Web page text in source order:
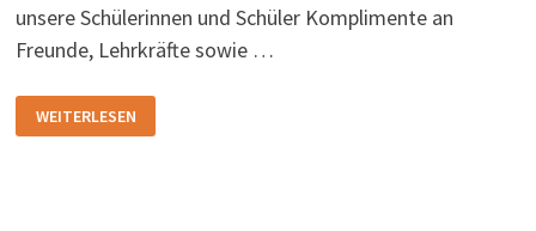
unsere Schülerinnen und Schüler Komplimente an
Freunde, Lehrkräfte sowie …
–
DIE
WEITERLESEN